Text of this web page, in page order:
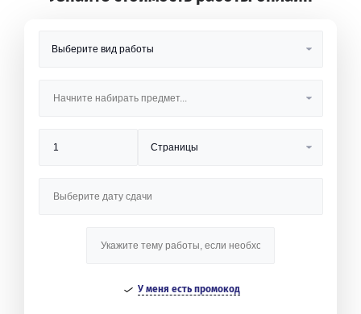
У меня есть промокод